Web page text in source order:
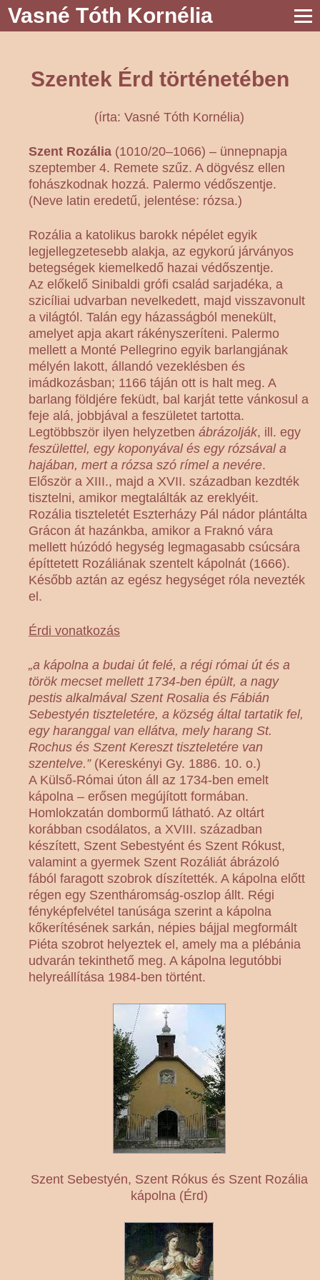
Vasné Tóth Kornélia
Szentek Érd történetében
(írta: Vasné Tóth Kornélia)
Szent Rozália (1010/20–1066) – ünnepnapja
szeptember 4. Remete szűz. A dögvész ellen
fohászkodnak hozzá. Palermo védőszentje.
(Neve latin eredetű, jelentése: rózsa.)
Rozália a katolikus barokk népélet egyik
legjellegzetesebb alakja, az egykorú járványos
betegségek kiemelkedő hazai védőszentje.
Az előkelő Sinibaldi grófi család sarjadéka, a
szicíliai udvarban nevelkedett, majd visszavonult
a világtól. Talán egy házasságból menekült,
amelyet apja akart rákényszeríteni. Palermo
mellett a Monté Pellegrino egyik barlangjának
mélyén lakott, állandó vezeklésben és
imádkozásban; 1166 táján ott is halt meg. A
barlang földjére feküdt, bal karját tette vánkosul a
feje alá, jobbjával a feszületet tartotta.
Legtöbbször ilyen helyzetben ábrázolják, ill. egy
feszülettel, egy koponyával és egy rózsával a
hajában, mert a rózsa szó rímel a nevére.
Először a XIII., majd a XVII. században kezdték
tisztelni, amikor megtalálták az ereklyéit.
Rozália tiszteletét Eszterházy Pál nádor plántálta
Grácon át hazánkba, amikor a Fraknó vára
mellett húzódó hegység legmagasabb csúcsára
építtetett Rozáliának szentelt kápolnát (1666).
Később aztán az egész hegységet róla nevezték
el.
Érdi vonatkozás
„a kápolna a budai út felé, a régi római út és a
török mecset mellett 1734-ben épült, a nagy
pestis alkalmával Szent Rosalia és Fábián
Sebestyén tiszteletére, a község által tartatik fel,
egy haranggal van ellátva, mely harang St.
Rochus és Szent Kereszt tiszteletére van
szentelve.”(Kereskényi Gy. 1886. 10. o.)
A Külső-Római úton áll az 1734-ben emelt
kápolna – erősen megújított formában.
Homlokzatán dombormű látható. Az oltárt
korábban csodálatos, a XVIII. században
készített, Szent Sebestyént és Szent Rókust,
valamint a gyermek Szent Rozáliát ábrázoló
fából faragott szobrok díszítették. A kápolna előtt
régen egy Szentháromság-oszlop állt. Régi
fényképfelvétel tanúsága szerint a kápolna
kőkerítésének sarkán, népies bájjal megformált
Piéta szobrot helyeztek el, amely ma a plébánia
udvarán tekinthető meg. A kápolna legutóbbi
helyreállítása 1984-ben történt.
Szent Sebestyén, Szent Rókus és Szent Rozália
kápolna (Érd)